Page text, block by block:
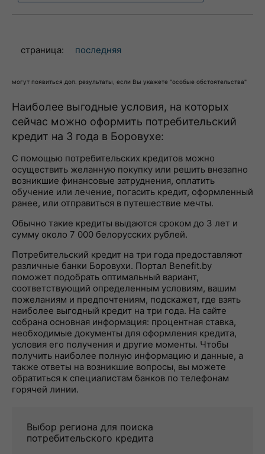
страница: последняя
могут появиться доп. результаты, если Вы укажете "особые обстоятельства"
Наиболее выгодные условия, на которых
сейчас можно оформить потребительский
кредит на 3 года в Боровухе:
С помощью потребительских кредитов можно
осуществить желанную покупку или решить внезапно
возникшие финансовые затруднения, оплатить
обучение или лечение, погасить кредит, оформленный
ранее, или отправиться в путешествие мечты.
Обычно такие кредиты выдаются сроком до 3 лет и
сумму около 7 000 белорусских рублей.
Потребительский кредит на три года предоставляют
различные банки Боровухи. Портал Benefit.by
поможет подобрать оптимальный вариант,
соответствующий определенным условиям, вашим
пожеланиям и предпочтениям, подскажет, где взять
наиболее выгодный кредит на три года. На сайте
собрана основная информация: процентная ставка,
необходимые документы для оформления кредита,
условия его получения и другие моменты. Чтобы
получить наиболее полную информацию и данные, а
также ответы на возникшие вопросы, вы можете
обратиться к специалистам банков по телефонам
горячей линии.
Выбор региона для поиска
потребительского кредита